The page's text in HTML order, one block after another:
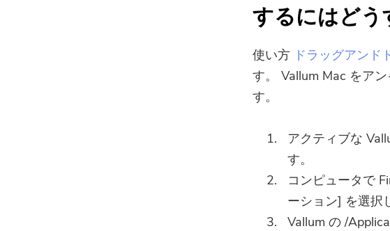
するにはどう
使い方 ドラッグアンド
す。 Vallum Mac をア
す。
アクティブな
す。
コンピュータで
ーション] を選択
Vallum の /
有効なメー